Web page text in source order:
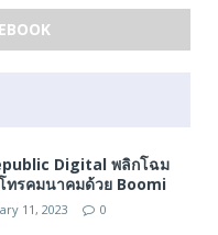
Digital พลิกโฉม
ทรคมนาคมด้วย Boomi
11, 2023 0